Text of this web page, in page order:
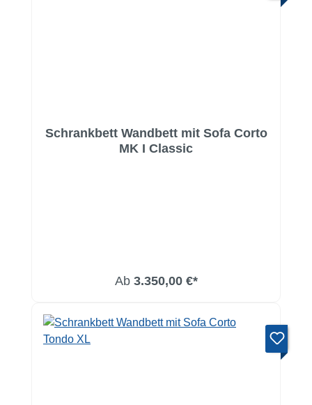
Schrankbett Wandbett mit Sofa Corto
MK I Classic
Ab 3.350,00 €*